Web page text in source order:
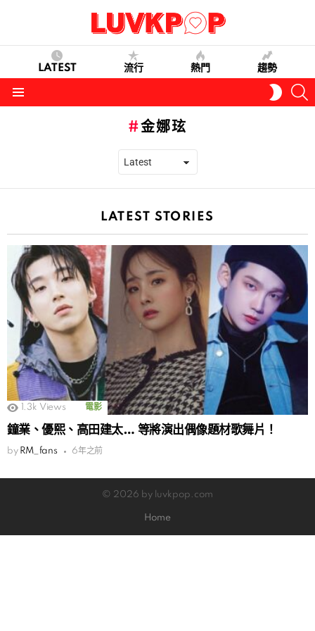
LATEST 流行 熱門 趨勢
SKIN
金娜玹
LATEST STORIES
1.3k Views 電影
鐘業、優熙、高田建太… 等將演出偶像題材歌舞片！
by RM_fans 6年之前
© 2026 by luvkpop.com
Home